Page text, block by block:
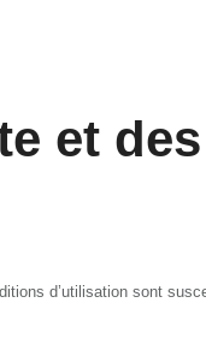
et des
d’utilisation sont